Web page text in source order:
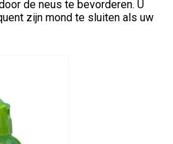
de neus te bevorderen. U
zijn mond te sluiten als uw